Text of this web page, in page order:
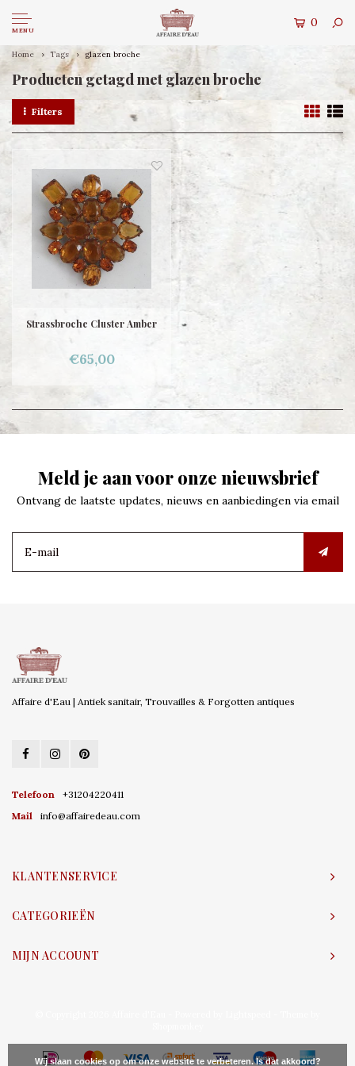
MENU
0
Home Tags glazen broche
Producten getagd met glazen broche
Filters
Strassbroche Cluster Amber
€65,00
Meld je aan voor onze nieuwsbrief
Ontvang de laatste updates, nieuws en aanbiedingen via email
Affaire d'Eau | Antiek sanitair, Trouvailles & Forgotten antiques
Telefoon
+31204220411
Mail
info@affairedeau.com
KLANTENSERVICE
CATEGORIEËN
MIJN ACCOUNT
Wij slaan cookies op om onze website te verbeteren. Is dat akkoord?